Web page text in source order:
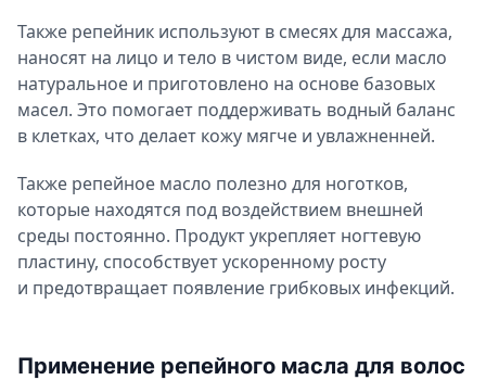
Также репейник используют в смесях для массажа,
наносят на лицо и тело в чистом виде, если масло
натуральное и приготовлено на основе базовых
масел. Это помогает поддерживать водный баланс
в клетках, что делает кожу мягче и увлажненней.
Также репейное масло полезно для ноготков,
которые находятся под воздействием внешней
среды постоянно. Продукт укрепляет ногтевую
пластину, способствует ускоренному росту
и предотвращает появление грибковых инфекций.
Применение репейного масла для волос